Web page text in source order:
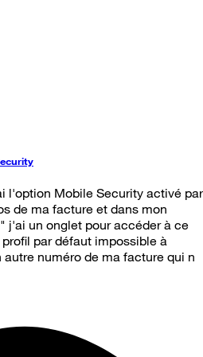
l'option Mobile Security activé par
de ma facture et dans mon
j'ai un onglet pour accéder à ce
par défaut impossible à
numéro de ma facture qui n